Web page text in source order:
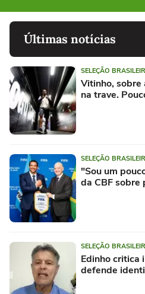
Últimas notícias
SELEÇÃO
Vitinho, sobre
na trave.
SELEÇÃO
"Sou um
da CBF sobre
SELEÇÃO
Edinho critica
defende